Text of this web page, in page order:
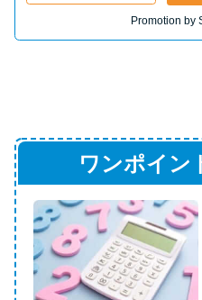
Promotion by
ワンポイン